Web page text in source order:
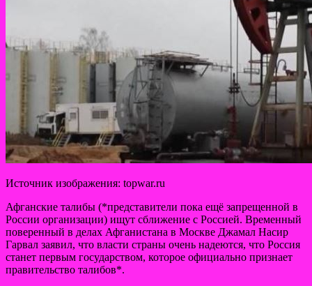
Источник изображения: topwar.ru
Афганские талибы (*представители пока ещё запрещенной в
России организации) ищут сближение с Россией. Временный
поверенный в делах Афганистана в Москве Джамал Насир
Гарвал заявил, что власти страны очень надеются, что Россия
станет первым государством, которое официально признает
правительство талибов*.